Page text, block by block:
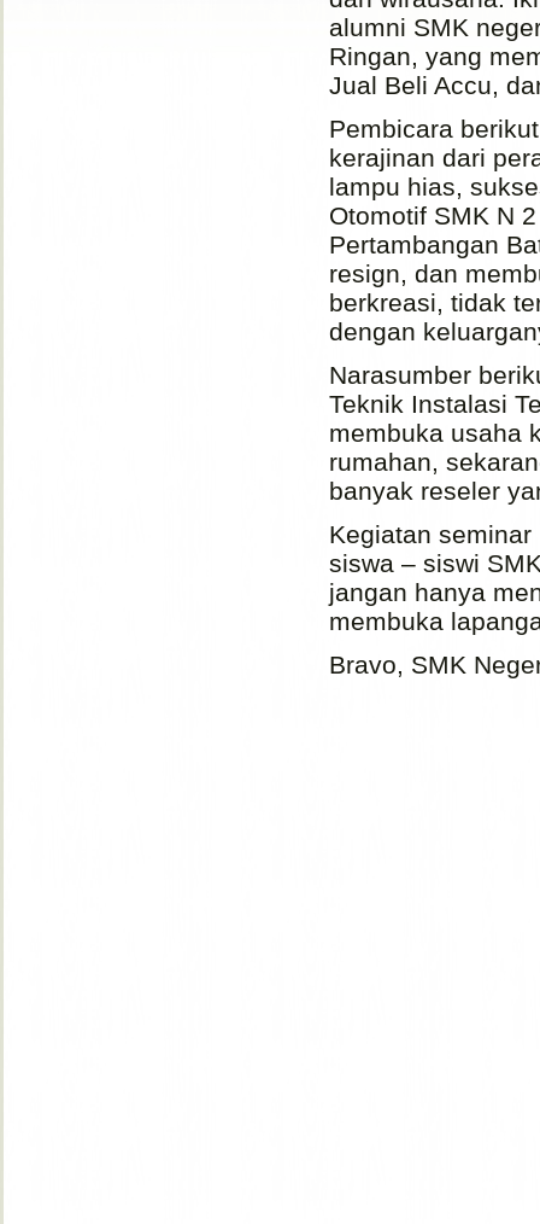
alumni SMK
Ringan, yang
Jual Beli Accu,
Pembicara
kerajinan dari
lampu hias,
Otomotif SMK N
Pertambangan
resign, dan
berkreasi, tidak
dengan
Narasumber
Teknik Instalasi
membuka usaha
rumahan,
banyak reseler
Kegiatan
siswa – siswi
jangan hanya
membuka
Bravo, SMK